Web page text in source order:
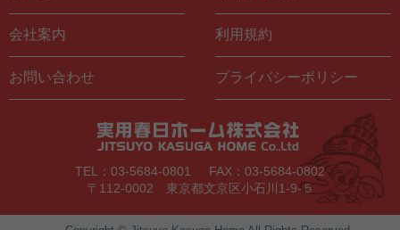
会社案内 利用規約
お問い合わせ プライバシーポリシー
TEL：03-5684-0801
FAX：03-5684-0802
〒112-0002 東京都文京区小石川1-9-５